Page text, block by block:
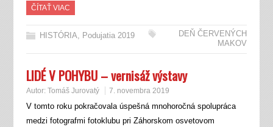
ČÍTAŤ VIAC
HISTÓRIA, Podujatia 2019
DEŇ ČERVENÝCH
MAKOV
LIDÉ V POHYBU – vernisáž výstavy
Autor: Tomáš Jurovatý 7. novembra 2019
V tomto roku pokračovala úspešná mnohoročná spolupráca
medzi fotografmi fotoklubu pri Záhorskom osvetovom